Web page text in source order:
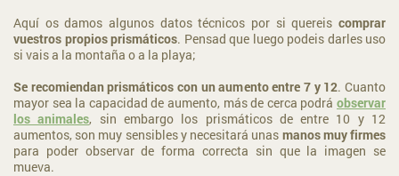
Aquí os damos algunos datos técnicos por si quereis comprar
vuestros propios prismáticos. Pensad que luego podeis darles uso
si vais a la montaña o a la playa;
Se recomiendan prismáticos con un aumento entre 7 y 12. Cuanto
mayor sea la capacidad de aumento, más de cerca podrá observar
los animales, sin embargo los prismáticos de entre 10 y 12
aumentos, son muy sensibles y necesitará unas manos muy firmes
para poder observar de forma correcta sin que la imagen se
mueva.